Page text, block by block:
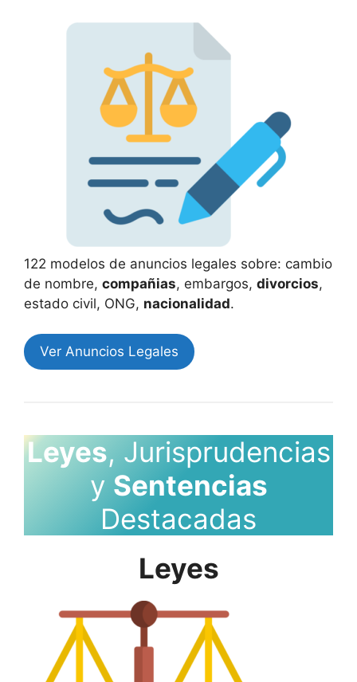
122 modelos de anuncios legales sobre: cambio
de nombre, compañias, embargos, divorcios,
estado civil, ONG, nacionalidad.
Ver Anuncios Legales
Leyes, Jurisprudencias
y Sentencias
Destacadas
Leyes